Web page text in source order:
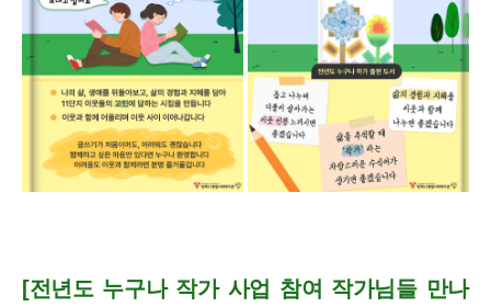
[전년도 누구나 작가 사업 참여 작가님들 만나